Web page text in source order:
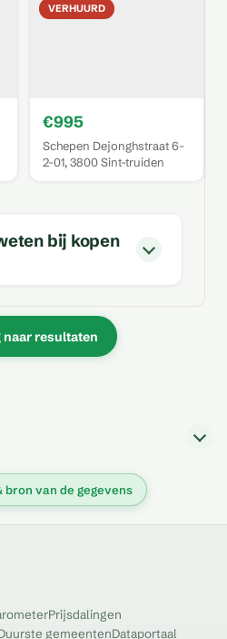
VERHUURD
€995
Schepen Dejonghstraat 6-
2-01, 3800 Sint-truiden
bij kopen
naar resultaten
bron van de gegevens
Prijsdalingen
gemeentenDataportaal